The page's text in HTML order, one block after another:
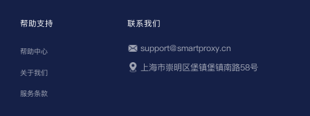
帮助支持
帮助中心
关于我们
服务条款
联系我们
support@smartproxy.cn
上海市崇明区堡镇堡镇南路58号